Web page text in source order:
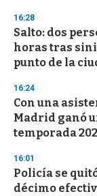
16:28
Salto: dos
horas tras
punto de la
16:24
Con una
Madrid ganó
temporada
16:01
Policía se
décimo